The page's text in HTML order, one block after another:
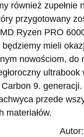
również zupełnie
przygotowany
Ryzen PRO
mieli
nowościom, do
ultrabook
9. generacji.
przede
materiałów.